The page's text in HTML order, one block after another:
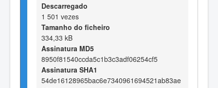
Descarregado
1 501 vezes
Tamanho do ficheiro
334,33 kB
Assinatura MD5
8950f81540ccda5c1b3c3adf06254cf5
Assinatura SHA1
54de16128965bac6e7340961694521ab83ae